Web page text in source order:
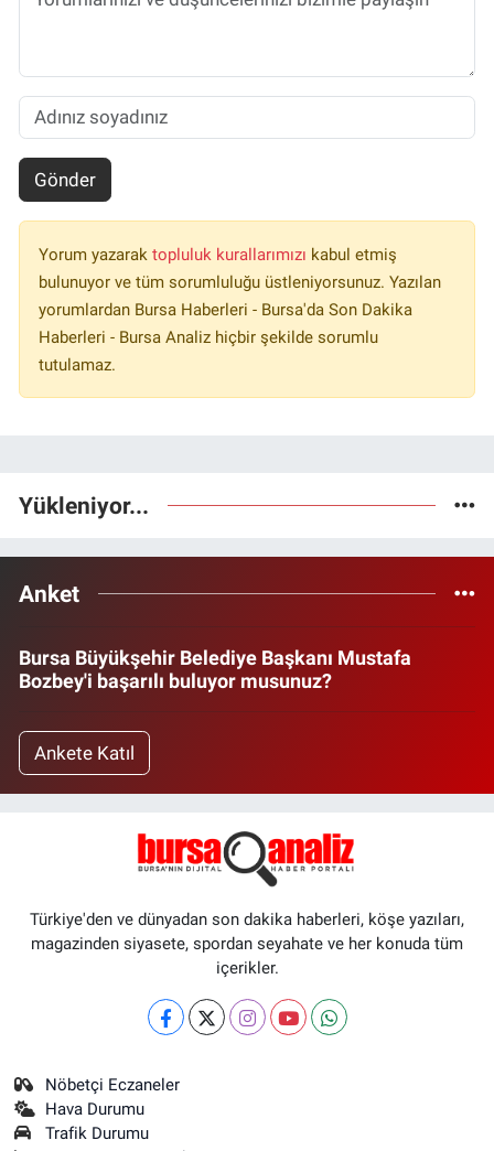
Gönder
Yorum yazarak topluluk kurallarımızı kabul etmiş
bulunuyor ve tüm sorumluluğu üstleniyorsunuz. Yazılan
yorumlardan Bursa Haberleri - Bursa'da Son Dakika
Haberleri - Bursa Analiz hiçbir şekilde sorumlu
tutulamaz.
Yükleniyor...
Anket
Bursa Büyükşehir Belediye Başkanı Mustafa
Bozbey'i başarılı buluyor musunuz?
Ankete Katıl
Türkiye'den ve dünyadan son dakika haberleri, köşe yazıları,
magazinden siyasete, spordan seyahate ve her konuda tüm
içerikler.
Nöbetçi Eczaneler
Hava Durumu
Trafik Durumu